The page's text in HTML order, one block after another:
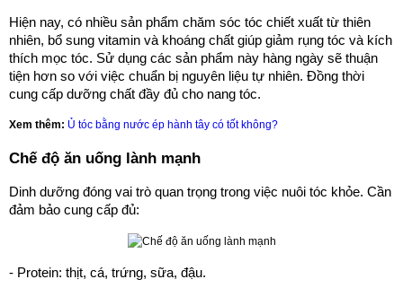
Hiện nay, có nhiều sản phẩm chăm sóc tóc chiết xuất từ thiên
nhiên, bổ sung vitamin và khoáng chất giúp giảm rụng tóc và kích
thích mọc tóc. Sử dụng các sản phẩm này hàng ngày sẽ thuận
tiện hơn so với việc chuẩn bị nguyên liệu tự nhiên. Đồng thời
cung cấp dưỡng chất đầy đủ cho nang tóc.
Xem thêm: Ủ tóc bằng nước ép hành tây có tốt không?
Chế độ ăn uống lành mạnh
Dinh dưỡng đóng vai trò quan trọng trong việc nuôi tóc khỏe. Cần
đảm bảo cung cấp đủ:
- Protein: thịt, cá, trứng, sữa, đậu.